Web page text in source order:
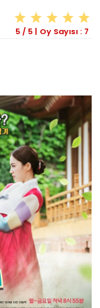
5/ 5| Oy Sayısı : 7